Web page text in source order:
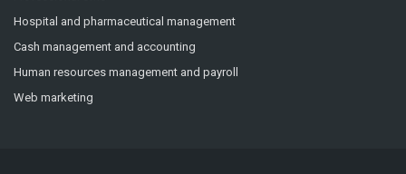
Hospital and pharmaceutical management
Cash management and accounting
Human resources management and payroll
Web marketing